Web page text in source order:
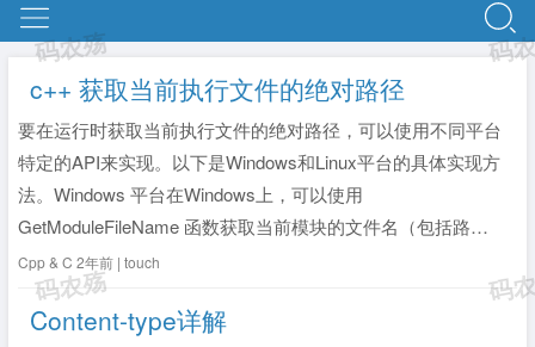
c++ 获取当前执行文件的绝对路径
要在运行时获取当前执行文件的绝对路径，可以使用不同平台
特定的API来实现。以下是Windows和Linux平台的具体实现方
法。Windows 平台在Windows上，可以使用
GetModuleFileName 函数获取当前模块的文件名（包括路
径）。#include <windows.h> #include <iost...
Cpp & C 2年前 | touch
Content-type详解